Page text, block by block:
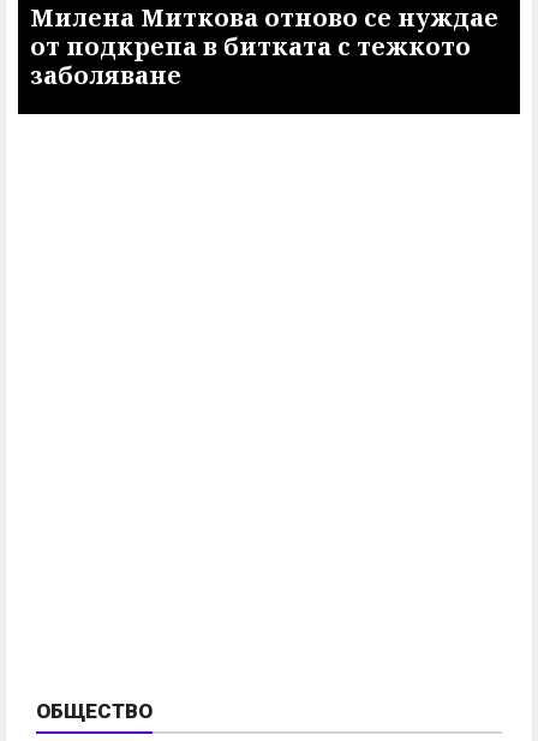
Милена Миткова отново се нуждае
от подкрепа в битката с тежкото
заболяване
ОБЩЕСТВО